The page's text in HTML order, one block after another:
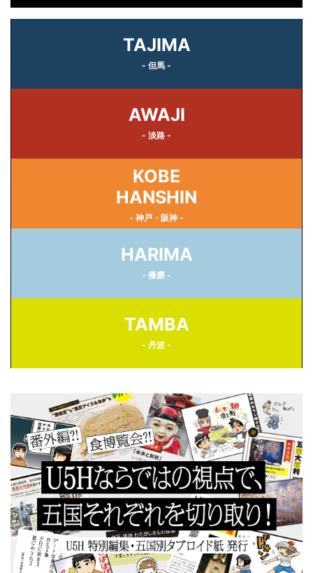
TAJIMA
- 但馬 -
AWAJI
- 淡路 -
KOBE
HANSHIN
- 神戸・阪神 -
HARIMA
- 播磨 -
TAMBA
- 丹波 -